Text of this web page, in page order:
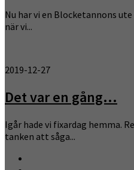
Nu har vi en Blocketannons
när vi...
2019-12-27
Det var en gång…
Igår hade vi fixardag hemma.
tanken att såga...